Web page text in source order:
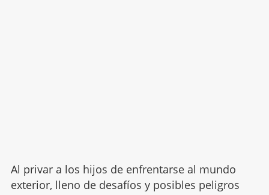
Al privar a los hijos de enfrentarse al mundo
exterior, lleno de desafíos y posibles peligros